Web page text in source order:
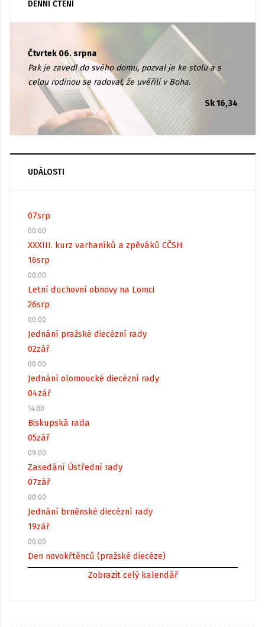
DENNÍ ČTENÍ
Čtvrtek 06. srpna
Pak je zavedl do svého domu, pozval je ke stolu a s
celou rodinou se radoval, že uvěřili v Boha.
Sk 16,34
UDÁLOSTI
07srp
00:00
XXXIII. kurz varhaníků a zpěváků CČSH
16srp
00:00
Letní duchovní obnovy na Lomci
26srp
00:00
Jednání pražské diecézní rady
02zář
00:00
Jednání olomoucké diecézní rady
04zář
14:00
Biskupská rada
05zář
09:00
Zasedání Ústřední rady
07zář
00:00
Jednání brněnské diecézní rady
19zář
00:00
Den novokřtěnců (pražské diecéze)
Zobrazit celý kalendář